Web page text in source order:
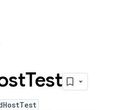
Test